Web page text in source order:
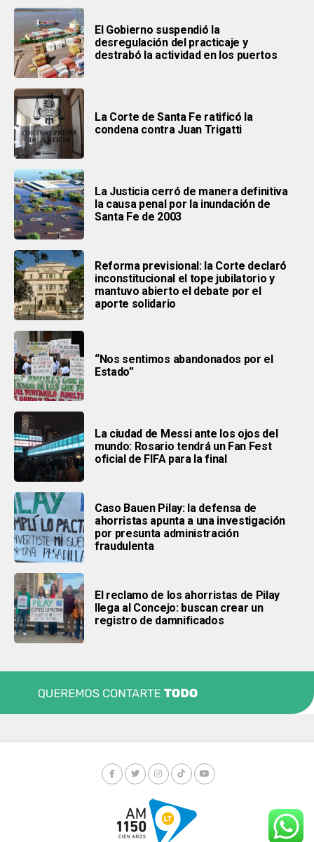
El Gobierno suspendió la
desregulación del practicaje y
destrabó la actividad en los puertos
La Corte de Santa Fe ratificó la
condena contra Juan Trigatti
La Justicia cerró de manera definitiva
la causa penal por la inundación de
Santa Fe de 2003
Reforma previsional: la Corte declaró
inconstitucional el tope jubilatorio y
mantuvo abierto el debate por el
aporte solidario
“Nos sentimos abandonados por el
Estado”
La ciudad de Messi ante los ojos del
mundo: Rosario tendrá un Fan Fest
oficial de FIFA para la final
Caso Bauen Pilay: la defensa de
ahorristas apunta a una investigación
por presunta administración
fraudulenta
El reclamo de los ahorristas de Pilay
llega al Concejo: buscan crear un
registro de damnificados